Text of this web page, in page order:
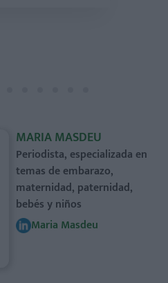
MARIA MASDEU
Periodista, especializada en
temas de embarazo,
maternidad, paternidad,
bebés y niños
Maria Masdeu